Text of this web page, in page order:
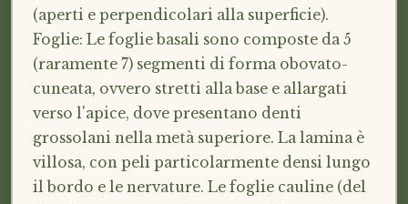
(aperti e perpendicolari alla superficie).
Foglie: Le foglie basali sono composte da 5
(raramente 7) segmenti di forma obovato-
cuneata, ovvero stretti alla base e allargati
verso l'apice, dove presentano denti
grossolani nella metà superiore. La lamina è
villosa, con peli particolarmente densi lungo
il bordo e le nervature. Le foglie cauline (del